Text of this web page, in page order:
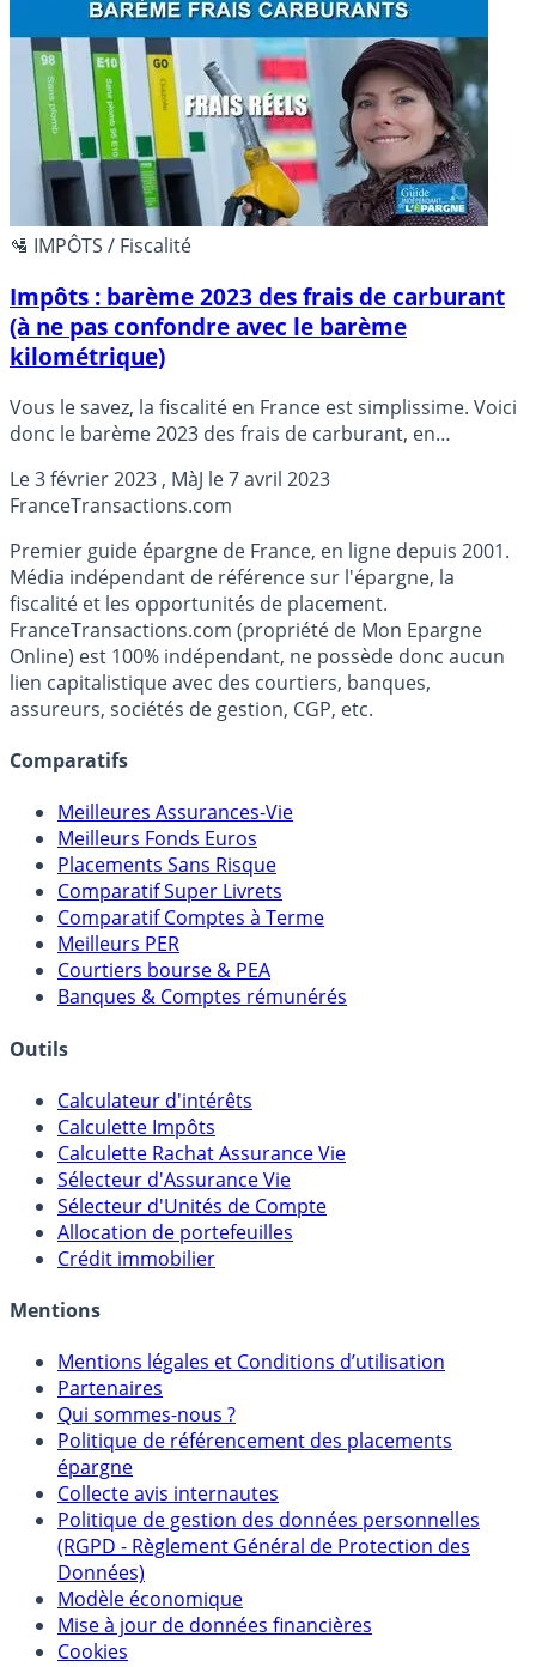
🛂 IMPÔTS / Fiscalité
Impôts : barème 2023 des frais de carburant
(à ne pas confondre avec le barème
kilométrique)
Vous le savez, la fiscalité en France est simplissime. Voici
donc le barème 2023 des frais de carburant, en
Utile uniquement si vous souhaitez renoncer à
l’abattement forfaitaire des 10%.
Le3 février 2023 , MàJ le7 avril 2023
FranceTransactions.com
Premier guide épargne de France, en ligne depuis 2001.
Média indépendant de référence sur l'épargne, la
fiscalité et les opportunités de placement.
FranceTransactions.com (propriété de Mon Epargne
Online) est 100% indépendant, ne possède donc aucun
lien capitalistique avec des courtiers, banques,
assureurs, sociétés de gestion, CGP, etc.
Comparatifs
Meilleures Assurances-Vie
Meilleurs Fonds Euros
Placements Sans Risque
Comparatif Super Livrets
Comparatif Comptes à Terme
Meilleurs PER
Courtiers bourse & PEA
Banques & Comptes rémunérés
Outils
Calculateur d'intérêts
Calculette Impôts
Calculette Rachat Assurance Vie
Sélecteur d'Assurance Vie
Sélecteur d'Unités de Compte
Allocation de portefeuilles
Crédit immobilier
Mentions
Mentions légales et Conditions d’utilisation
Partenaires
Qui sommes-nous ?
Politique de référencement des placements
épargne
Collecte avis internautes
Politique de gestion des données personnelles
(RGPD - Règlement Général de Protection des
Données)
Modèle économique
Mise à jour de données financières
Cookies